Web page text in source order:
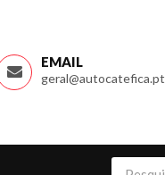
EMAIL
geral@autocatefica.pt